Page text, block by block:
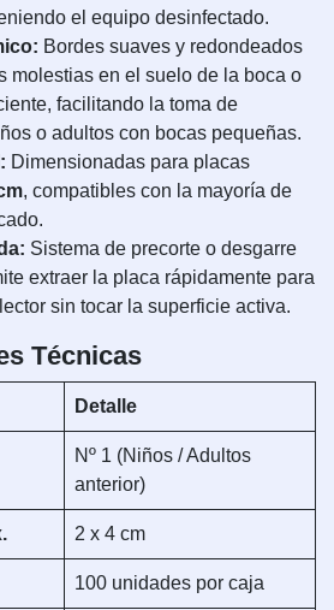
el equipo desinfectado.
Bordes suaves y redondeados
molestias en el suelo de la boca o
facilitando la toma de
o adultos con bocas pequeñas.
Dimensionadas para placas
, compatibles con la mayoría de
Sistema de precorte o desgarre
extraer la placa rápidamente para
sin tocar la superficie activa.
Técnicas
Detalle
Nº 1 (Niños / Adultos
anterior)
2 x 4 cm
100 unidades por caja